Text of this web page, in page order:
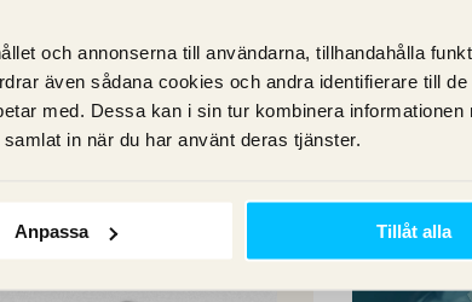
och annonserna till användarna, tillhandahålla
även sådana cookies och andra identifierare till
med. Dessa kan i sin tur kombinera informationen
in när du har använt deras tjänster.
Anpassa Tillåt alla